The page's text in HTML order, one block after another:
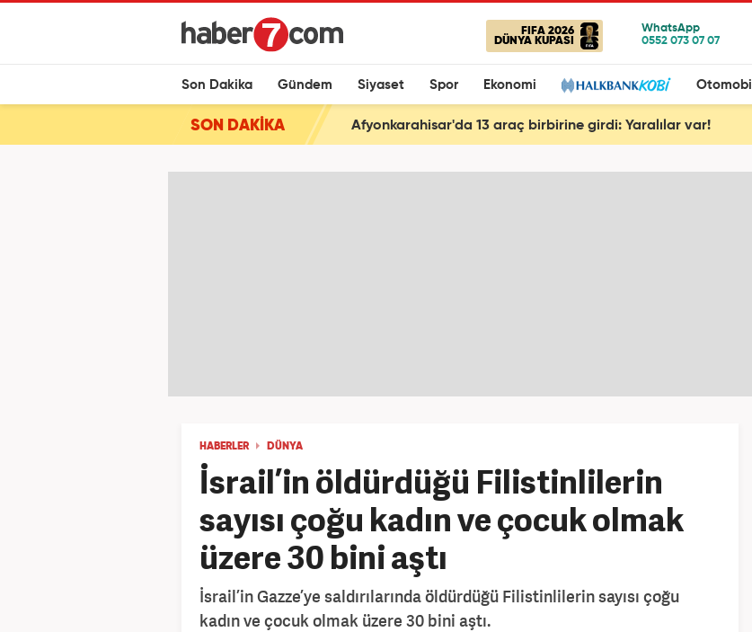
FIFA 2026
DÜNYA KUPASI
Son Dakika Gündem Siyaset Spor Ekonomi Otomobil
SON DAKİKA Afyonkarahisar'da 13 araç birbirine girdi: Yaralılar var!
HABERLER DÜNYA
İsrail’in öldürdüğü Filistinlilerin
sayısı çoğu kadın ve çocuk olmak
üzere 30 bini aştı
İsrail’in Gazze’ye saldırılarında öldürdüğü Filistinlilerin sayısı çoğu
kadın ve çocuk olmak üzere 30 bini aştı.